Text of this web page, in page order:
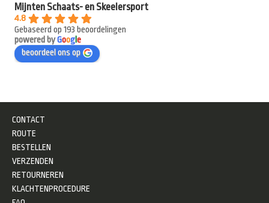
Mijnten Schaats- en Skeelersport
4.8
Gebaseerd op 193 beoordelingen
powered byGooge
beoordeel ons op
CONTACT
ROUTE
BESTELLEN
VERZENDEN
RETOURNEREN
KLACHTENPROCEDURE